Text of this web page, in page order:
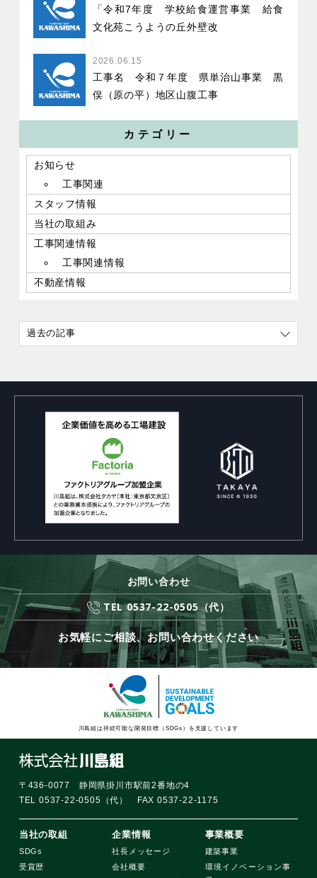
「令和7年度 学校給食運営事業 給食
文化苑こうようの丘外壁改
2026.06.15
工事名 令和７年度 県単治山事業 黒
俣（原の平）地区山腹工事
カテゴリー
お知らせ
工事関連
スタッフ情報
当社の取組み
工事関連情報
工事関連情報
不動産情報
過去の記事
お問い合わせ
TEL 0537-22-0505（代）
お気軽にご相談、お問い合わせください
川島組は持続可能な開発目標（SDGs）を支援しています
〒436-0077 静岡県掛川市駅前2番地の4
TEL 0537-22-0505（代） FAX 0537-22-1175
当社の取組
SDGs
受賞歴
企業情報
社長メッセージ
会社概要
事業概要
建築事業
環境イノベーション事